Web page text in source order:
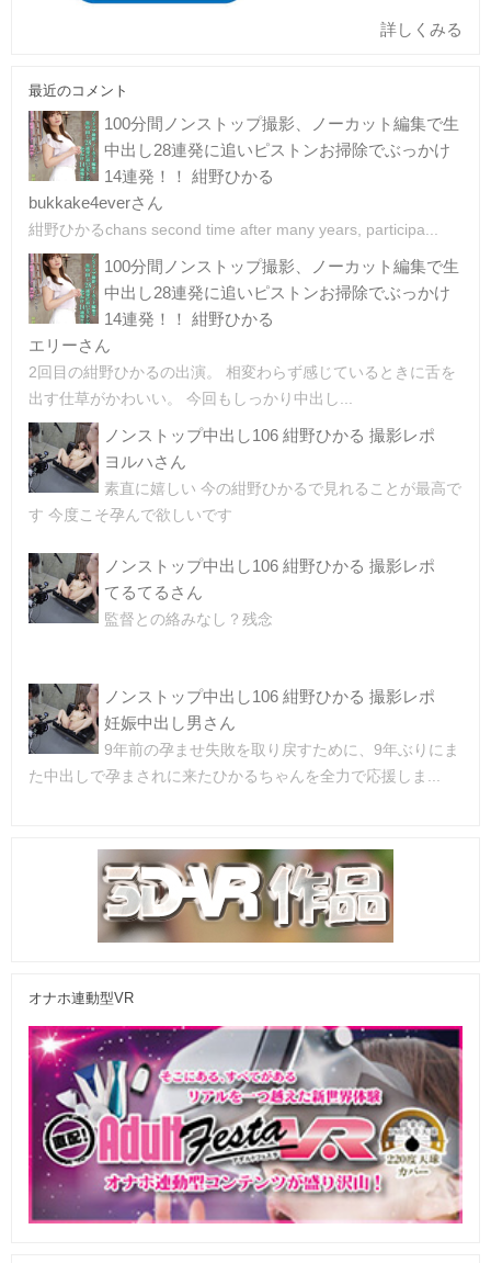
詳しくみる
最近のコメント
100分間ノンストップ撮影、ノーカット編集で生
中出し28連発に追いピストンお掃除でぶっかけ
14連発！！ 紺野ひかる
bukkake4everさん
紺野ひかるchans second time after many years, participa...
100分間ノンストップ撮影、ノーカット編集で生
中出し28連発に追いピストンお掃除でぶっかけ
14連発！！ 紺野ひかる
エリーさん
2回目の紺野ひかるの出演。 相変わらず感じているときに舌を
出す仕草がかわいい。 今回もしっかり中出し...
ノンストップ中出し106 紺野ひかる 撮影レポ
ヨルハさん
素直に嬉しい 今の紺野ひかるで見れることが最高で
す 今度こそ孕んで欲しいです
ノンストップ中出し106 紺野ひかる 撮影レポ
てるてるさん
監督との絡みなし？残念
ノンストップ中出し106 紺野ひかる 撮影レポ
妊娠中出し男さん
9年前の孕ませ失敗を取り戻すために、9年ぶりにま
た中出しで孕まされに来たひかるちゃんを全力で応援しま...
オナホ連動型VR